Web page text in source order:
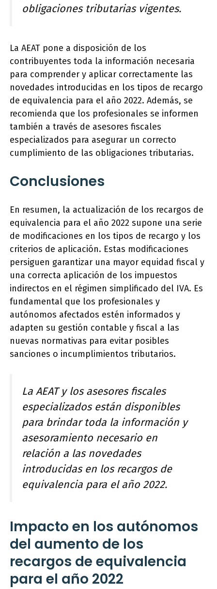
obligaciones tributarias vigentes.
La AEAT pone a disposición de los
contribuyentes toda la información necesaria
para comprender y aplicar correctamente las
novedades introducidas en los tipos de recargo
de equivalencia para el año 2022. Además, se
recomienda que los profesionales se informen
también a través de asesores fiscales
especializados para asegurar un correcto
cumplimiento de las obligaciones tributarias.
Conclusiones
En resumen, la actualización de los recargos de
equivalencia para el año 2022 supone una serie
de modificaciones en los tipos de recargo y los
criterios de aplicación. Estas modificaciones
persiguen garantizar una mayor equidad fiscal y
una correcta aplicación de los impuestos
indirectos en el régimen simplificado del IVA. Es
fundamental que los profesionales y
autónomos afectados estén informados y
adapten su gestión contable y fiscal a las
nuevas normativas para evitar posibles
sanciones o incumplimientos tributarios.
La AEAT y los asesores fiscales
especializados están disponibles
para brindar toda la información y
asesoramiento necesario en
relación a las novedades
introducidas en los recargos de
equivalencia para el año 2022.
Impacto en los autónomos
del aumento de los
recargos de equivalencia
para el año 2022